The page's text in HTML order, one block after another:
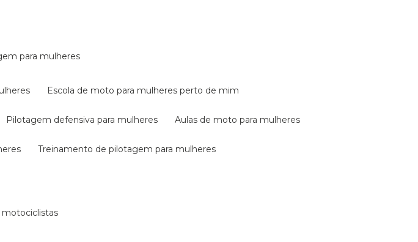
para mulheres
escola de moto para mulheres perto de mim
pilotagem defensiva para mulheres aulas de moto para mulheres
treinamento de pilotagem para mulheres
motociclistas